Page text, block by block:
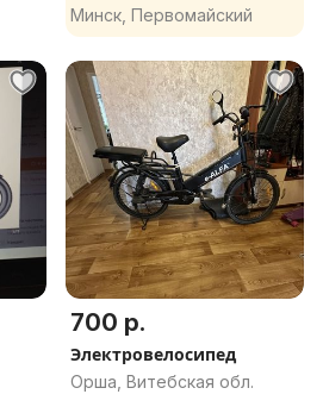
Минск, Первомайский
700 р.
Электровелосипед
Орша, Витебская обл.